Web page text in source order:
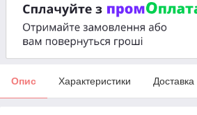
Опис Характеристики Доставка